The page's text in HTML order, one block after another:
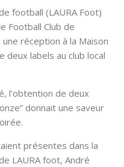
football (LAURA Foot)
Football Club de
réception à la Maison
labels au club local
l’obtention de deux
donnait une saveur
présentes dans la
LAURA foot, André